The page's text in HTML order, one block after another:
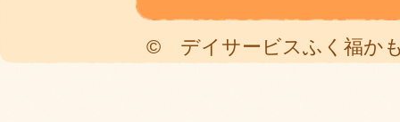
© デイサービスふく福か